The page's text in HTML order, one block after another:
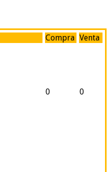
Compra Venta
0 0